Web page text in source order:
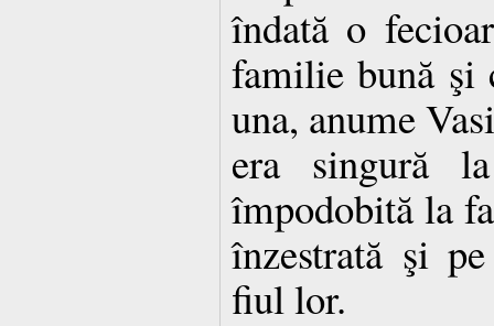
îndată o
familie bună şi
una, anume
era singură
împodobită la
înzestrată şi
fiul lor.